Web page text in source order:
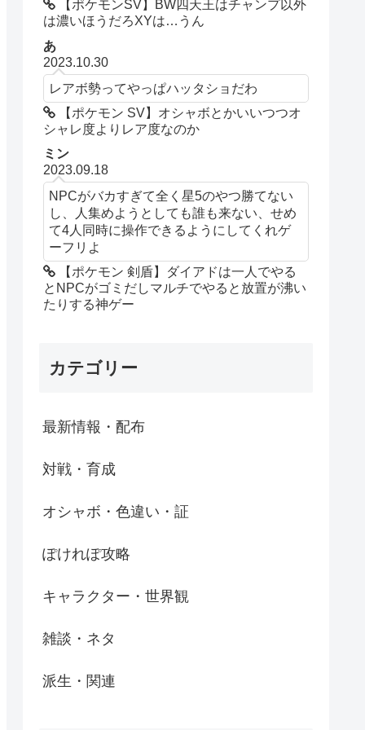
【ポケモンSV】BW四天王はチャンプ以外
は濃いほうだろXYは…うん
あ
2023.10.30
レアボ勢ってやっぱハッタショだわ
【ポケモン SV】オシャボとかいいつつオ
シャレ度よりレア度なのか
ミン
2023.09.18
NPCがバカすぎて全く星5のやつ勝てない
し、人集めようとしても誰も来ない、せめ
て4人同時に操作できるようにしてくれゲ
ーフリよ
【ポケモン 剣盾】ダイアドは一人でやる
とNPCがゴミだしマルチでやると放置が沸い
たりする神ゲー
カテゴリー
最新情報・配布
対戦・育成
オシャボ・色違い・証
ぽけれぽ攻略
キャラクター・世界観
雑談・ネタ
派生・関連